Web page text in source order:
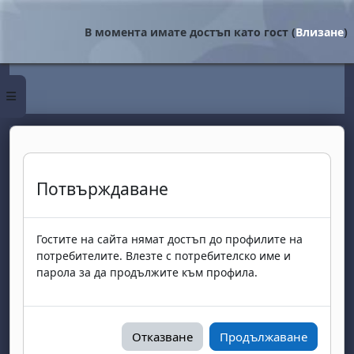
Страничен панел
В момента имате достъп като гост (Влизане)
Потвърждаване
Гостите на сайта нямат достъп до профилите на
потребителите. Влезте с потребителско име и
парола за да продължите към профила.
Отказване Продължаване